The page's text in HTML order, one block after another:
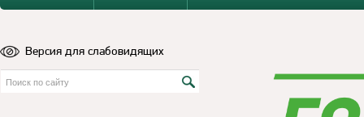
Версия для слабовидящих